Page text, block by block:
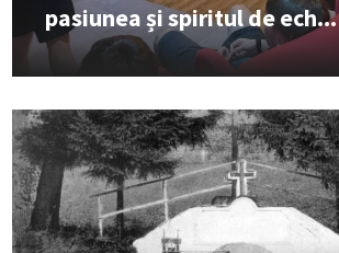
pasiunea și spiritul de ech...